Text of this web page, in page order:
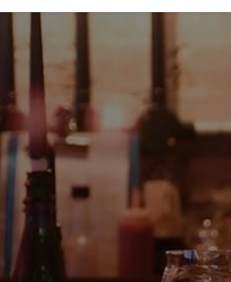
YFED
Tafarndai a Bariau